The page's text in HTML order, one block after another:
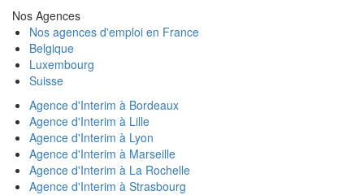
Nos Agences
Nos agences d'emploi en France
Belgique
Luxembourg
Suisse
Agence d'Interim à Bordeaux
Agence d'Interim à Lille
Agence d'Interim à Lyon
Agence d'Interim à Marseille
Agence d'Interim à La Rochelle
Agence d'Interim à Strasbourg